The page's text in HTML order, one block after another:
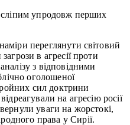
сліпим упродовж перших
переглянути світовий
в агресії проти
з відповідними
оголошеної
сил доктрини
на агресію росії
уваги на жорстокі,
права у Сирії.